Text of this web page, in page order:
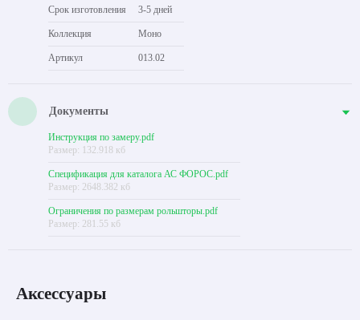
Срок изготовления 3-5 дней
Коллекция Моно
Артикул 013.02
Документы
Инструкция по замеру.pdf
Размер: 132.918 кб
Спецификация для каталога АС ФОРОС.pdf
Размер: 2648.382 кб
Ограничения по размерам рольшторы.pdf
Размер: 281.55 кб
Аксессуары